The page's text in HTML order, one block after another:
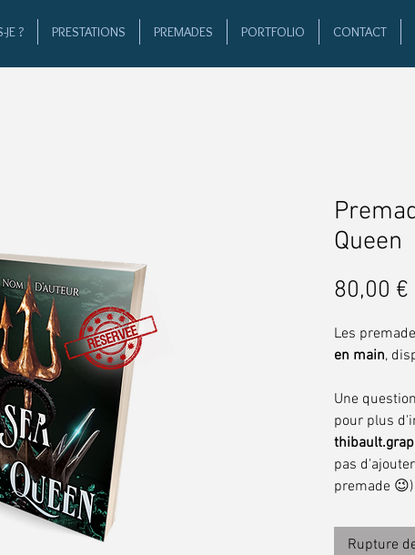
JE ? PRESTATIONS PREMADES PORTFOLIO CONTACT
Queen
80,00 €
Les
en main,
Une
pour plus
pas
premade 😉)
Rupture